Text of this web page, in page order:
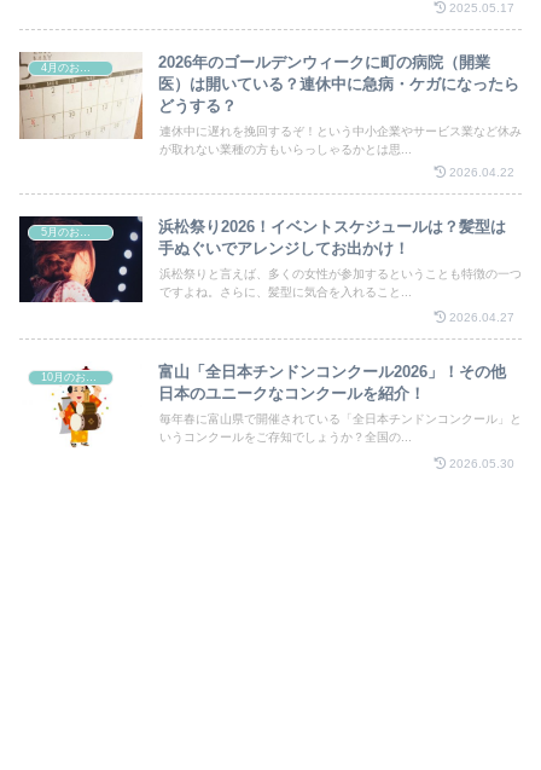
2025.05.17
2026年のゴールデンウィークに町の病院（開業
医）は開いている？連休中に急病・ケガになったら
どうする？
連休中に遅れを挽回するぞ！という中小企業やサービス業など休み
が取れない業種の方もいらっしゃるかとは思...
2026.04.22
浜松祭り2026！イベントスケジュールは？髪型は
手ぬぐいでアレンジしてお出かけ！
浜松祭りと言えば、多くの女性が参加するということも特徴の一つ
ですよね。さらに、髪型に気合を入れること...
2026.04.27
10月のお祭り
富山「全日本チンドンコンクール2026」！その他
日本のユニークなコンクールを紹介！
毎年春に富山県で開催されている「全日本チンドンコンクール」と
いうコンクールをご存知でしょうか？全国の...
2026.05.30